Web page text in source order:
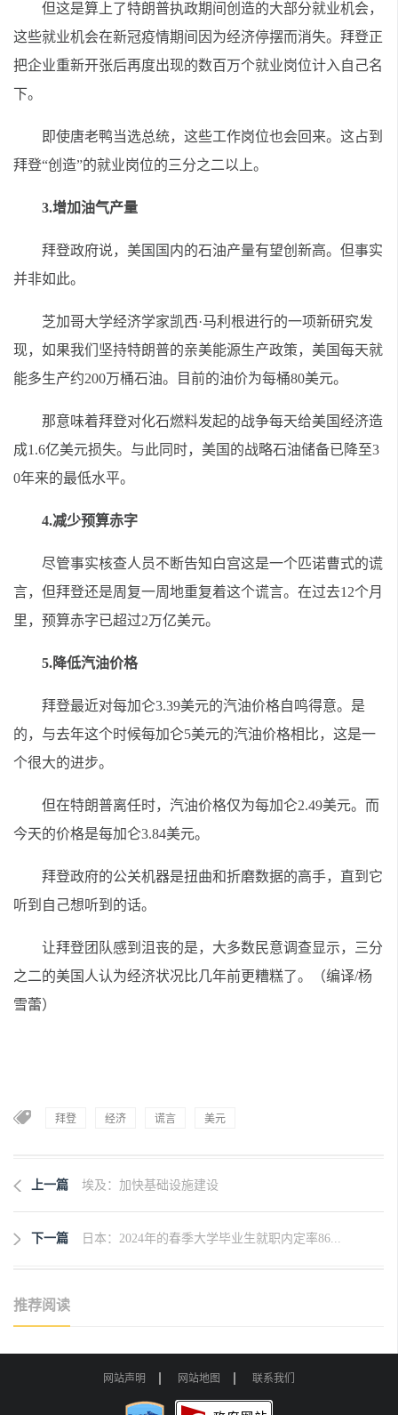
但这是算上了特朗普执政期间创造的大部分就业机会，
这些就业机会在新冠疫情期间因为经济停摆而消失。拜登正
把企业重新开张后再度出现的数百万个就业岗位计入自己名
下。
即使唐老鸭当选总统，这些工作岗位也会回来。这占到
拜登“创造”的就业岗位的三分之二以上。
3.增加油气产量
拜登政府说，美国国内的石油产量有望创新高。但事实
并非如此。
芝加哥大学经济学家凯西·马利根进行的一项新研究发
现，如果我们坚持特朗普的亲美能源生产政策，美国每天就
能多生产约200万桶石油。目前的油价为每桶80美元。
那意味着拜登对化石燃料发起的战争每天给美国经济造
成1.6亿美元损失。与此同时，美国的战略石油储备已降至3
0年来的最低水平。
4.减少预算赤字
尽管事实核查人员不断告知白宫这是一个匹诺曹式的谎
言，但拜登还是周复一周地重复着这个谎言。在过去12个月
里，预算赤字已超过2万亿美元。
5.降低汽油价格
拜登最近对每加仑3.39美元的汽油价格自鸣得意。是
的，与去年这个时候每加仑5美元的汽油价格相比，这是一
个很大的进步。
但在特朗普离任时，汽油价格仅为每加仑2.49美元。而
今天的价格是每加仑3.84美元。
拜登政府的公关机器是扭曲和折磨数据的高手，直到它
听到自己想听到的话。
让拜登团队感到沮丧的是，大多数民意调查显示，三分
之二的美国人认为经济状况比几年前更糟糕了。（编译/杨
雪蕾）
拜登 经济 谎言 美元
上一篇 埃及：加快基础设施建设
下一篇 日本：2024年的春季大学毕业生就职内定率86...
推荐阅读
网站声明 网站地图 联系我们